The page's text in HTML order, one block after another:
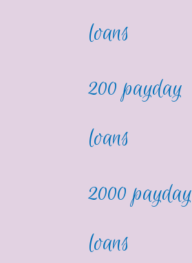
loans
200 payday
loans
2000 payday
loans